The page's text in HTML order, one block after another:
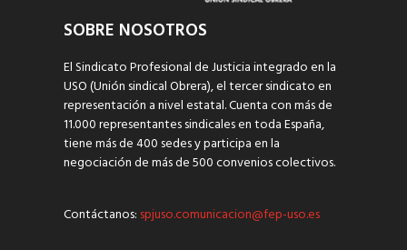
SOBRE NOSOTROS
El Sindicato Profesional de Justicia integrado en la
USO (Unión sindical Obrera), el tercer sindicato en
representación a nivel estatal. Cuenta con más de
11.000 representantes sindicales en toda España,
tiene más de 400 sedes y participa en la
negociación de más de 500 convenios colectivos.
Contáctanos: spjuso.comunicacion@fep-uso.es